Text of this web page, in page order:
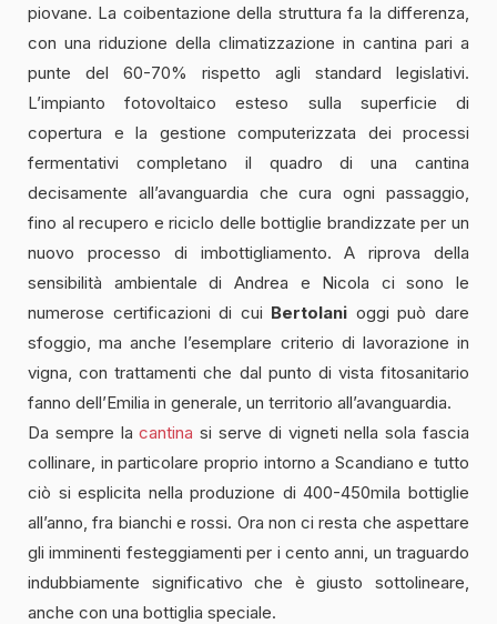
piovane. La coibentazione della struttura fa la differenza,
con una riduzione della climatizzazione in cantina pari a
punte del 60-70% rispetto agli standard legislativi.
L’impianto fotovoltaico esteso sulla superficie di
copertura e la gestione computerizzata dei processi
fermentativi completano il quadro di una cantina
decisamente all’avanguardia che cura ogni passaggio,
fino al recupero e riciclo delle bottiglie brandizzate per un
nuovo processo di imbottigliamento. A riprova della
sensibilità ambientale di Andrea e Nicola ci sono le
numerose certificazioni di cui Bertolani oggi può dare
sfoggio, ma anche l’esemplare criterio di lavorazione in
vigna, con trattamenti che dal punto di vista fitosanitario
fanno dell’Emilia in generale, un territorio all’avanguardia.
Da sempre lacantina si serve di vigneti nella sola fascia
collinare, in particolare proprio intorno a Scandiano e tutto
ciò si esplicita nella produzione di 400-450mila bottiglie
all’anno, fra bianchi e rossi. Ora non ci resta che aspettare
gli imminenti festeggiamenti per i cento anni, un traguardo
indubbiamente significativo che è giusto sottolineare,
anche con una bottiglia speciale.